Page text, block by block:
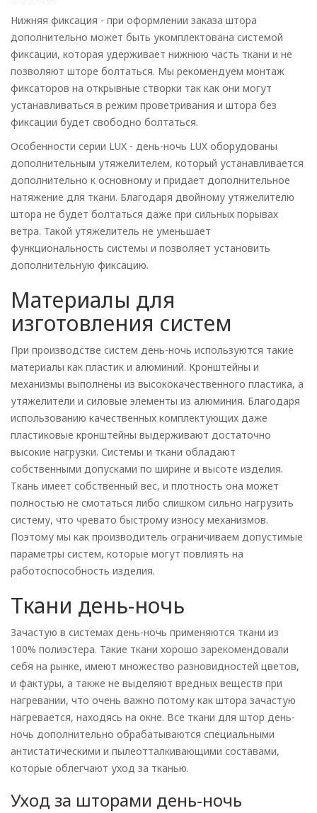
Нижняя фиксация - при оформлении заказа штора
дополнительно может быть укомплектована системой
фиксации, которая удерживает нижнюю часть ткани и не
позволяют шторе болтаться. Мы рекомендуем монтаж
фиксаторов на открывные створки так как они могут
устанавливаться в режим проветривания и штора без
фиксации будет свободно болтаться.
Особенности серии LUX - день-ночь LUX оборудованы
дополнительным утяжелителем, который устанавливается
дополнительно к основному и придает дополнительное
натяжение для ткани. Благодаря двойному утяжелителю
штора не будет болтаться даже при сильных порывах
ветра. Такой утяжелитель не уменьшает
функциональность системы и позволяет установить
дополнительную фиксацию.
Материалы для
изготовления систем
При производстве систем день-ночь используются такие
материалы как пластик и алюминий. Кронштейны и
механизмы выполнены из высококачественного пластика, а
утяжелители и силовые элементы из алюминия. Благодаря
использованию качественных комплектующих даже
пластиковые кронштейны выдерживают достаточно
высокие нагрузки. Системы и ткани обладают
собственными допусками по ширине и высоте изделия.
Ткань имеет собственный вес, и плотность она может
полностью не смотаться либо слишком сильно нагрузить
систему, что чревато быстрому износу механизмов.
Поэтому мы как производитель ограничиваем допустимые
параметры систем, которые могут повлиять на
работоспособность изделия.
Ткани день-ночь
Зачастую в системах день-ночь применяются ткани из
100% полиэстера. Такие ткани хорошо зарекомендовали
себя на рынке, имеют множество разновидностей цветов,
и фактуры, а также не выделяют вредных веществ при
нагревании, что очень важно потому как штора зачастую
нагревается, находясь на окне. Все ткани для штор день-
ночь дополнительно обрабатываются специальными
антистатическими и пылеотталкивающими составами,
которые облегчают уход за тканью.
Уход за шторами день-ночь